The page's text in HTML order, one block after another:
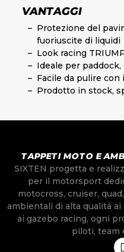
VANTAGGI
Protezione del
fuoriuscite di liquidi
Look racing
Ideale per paddock,
Facile da pulire
Prodotto in stock,
TAPPETI MOTO E
SIXTEN progetta e
per il motorsport
motocross, cruiser,
ambientali di alta qualità
ai gazebo racing, ogni
piloti, team